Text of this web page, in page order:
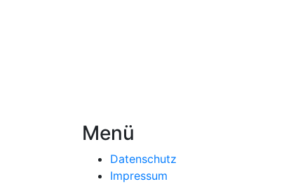
Menü
Datenschutz
Impressum